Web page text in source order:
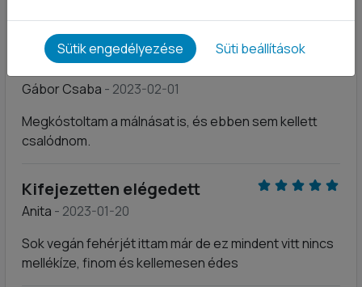
legjobb kellemesen telít.
Kiváló
Gábor Csaba - 2023-02-01
Megkóstoltam a málnásat is, és ebben sem kellett
csalódnom.
Kifejezetten elégedett
Anita - 2023-01-20
Sok vegán fehérjét ittam már de ez mindent vitt nincs
mellékíze, finom és kellemesen édes
Sütik engedélyezése Süti beállítások